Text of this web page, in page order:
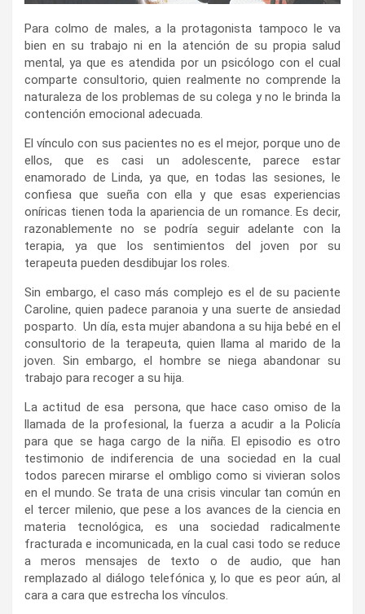
Para colmo de males, a la protagonista tampoco le va
bien en su trabajo ni en la atención de su propia salud
mental, ya que es atendida por un psicólogo con el cual
comparte consultorio, quien realmente no comprende la
naturaleza de los problemas de su colega y no le brinda la
contención emocional adecuada.
El vínculo con sus pacientes no es el mejor, porque uno de
ellos, que es casi un adolescente, parece estar
enamorado de Linda, ya que, en todas las sesiones, le
confiesa que sueña con ella y que esas experiencias
oníricas tienen toda la apariencia de un romance. Es decir,
razonablemente no se podría seguir adelante con la
terapia, ya que los sentimientos del joven por su
terapeuta pueden desdibujar los roles.
Sin embargo, el caso más complejo es el de su paciente
Caroline, quien padece paranoia y una suerte de ansiedad
posparto. Un día, esta mujer abandona a su hija bebé en el
consultorio de la terapeuta, quien llama al marido de la
joven. Sin embargo, el hombre se niega abandonar su
trabajo para recoger a su hija.
La actitud de esa persona, que hace caso omiso de la
llamada de la profesional, la fuerza a acudir a la Policía
para que se haga cargo de la niña. El episodio es otro
testimonio de indiferencia de una sociedad en la cual
todos parecen mirarse el ombligo como si vivieran solos
en el mundo. Se trata de una crisis vincular tan común en
el tercer milenio, que pese a los avances de la ciencia en
materia tecnológica, es una sociedad radicalmente
fracturada e incomunicada, en la cual casi todo se reduce
a meros mensajes de texto o de audio, que han
remplazado al diálogo telefónica y, lo que es peor aún, al
cara a cara que estrecha los vínculos.